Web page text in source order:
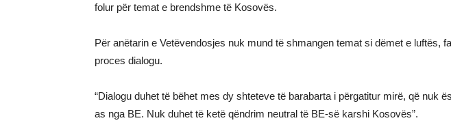
folur për temat e brendshme të Kosovës.
Për anëtarin e Vetëvendosjes nuk mund të shmangen temat si dëmet e luftës,
proces dialogu.
“Dialogu duhet të bëhet mes dy shteteve të barabarta i përgatitur mirë, që nuk
as nga BE. Nuk duhet të ketë qëndrim neutral të BE-së karshi Kosovës”.